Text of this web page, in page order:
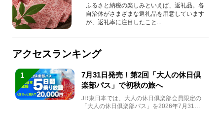
ふるさと納税の楽しみといえば、返礼品。各
自治体がさまざまな返礼品を用意しています
が、返礼率に注目したこと...
アクセスランキング
1
7月31日発売！第2回「大人の休日倶
楽部パス」で初秋の旅へ
JR東日本では、大人の休日倶楽部会員限定の
「大人の休日倶楽部パス」を2026年7月31日